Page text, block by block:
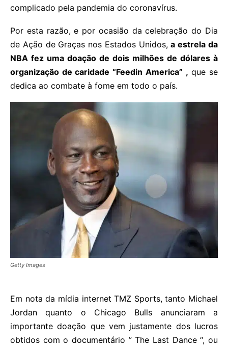
complicado pela pandemia do coronavírus.
Por esta razão, e por ocasião da celebração do Dia
de Ação de Graças nos Estados Unidos,a estrela da
NBA fez uma doação de dois milhões de dólares à
organização de caridade “Feedin America” , que se
dedica ao combate à fome em todo o país.
Getty Images
Em nota da mídia internet TMZ Sports, tanto Michael
Jordan quanto o Chicago Bulls anunciaram a
importante doação que vem justamente dos lucros
obtidos com o documentário ” The Last Dance “, ou